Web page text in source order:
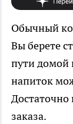
Обычный
Вы берете
пути домой
напиток
Достаточно
заказа.